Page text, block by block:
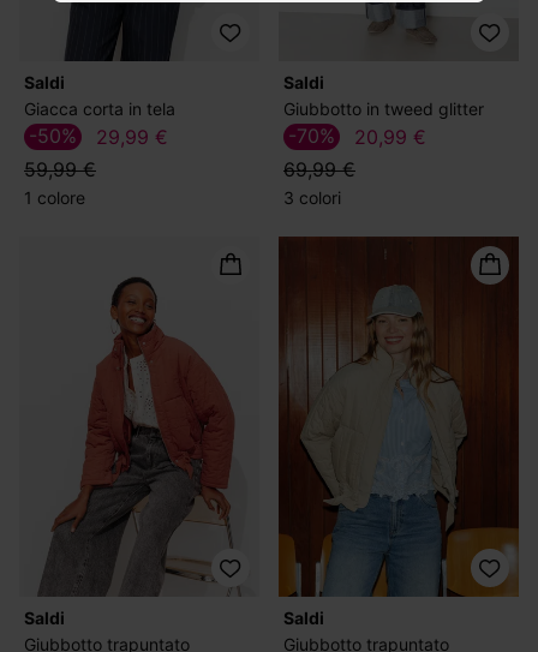
Saldi
Giacca corta in tela
29,99 €
59,99 €
-50%
1 colore
Saldi
Giubbotto in tweed glitter
20,99 €
69,99 €
-70%
3 colori
Saldi
Giubbotto trapuntato
Saldi
Giubbotto trapuntato